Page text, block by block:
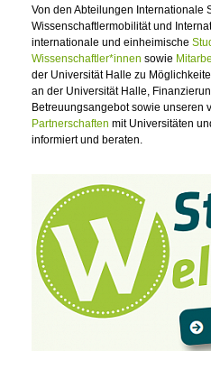
Von den Abteilungen Internationale
Wissenschaftlermobilität und
internationale und einheimische
Wissenschaftler*innen sowie
der Universität Halle zu
an der Universität Halle,
Betreuungsangebot sowie unseren
Partnerschaften mit Universitäten
informiert und beraten.